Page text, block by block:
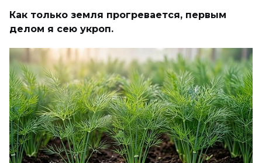
Как только земля прогревается, первым
делом я сею укроп.